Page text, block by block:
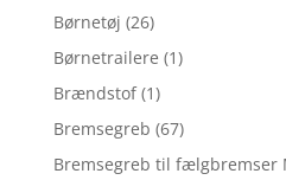
Børnetøj (26)
Børnetrailere (1)
Brændstof (1)
Bremsegreb (67)
Bremsegreb til fælgbremser